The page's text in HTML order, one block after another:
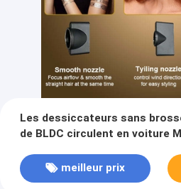
Les dessiccateurs sans
de BLDC circulent en voiture
meilleur prix